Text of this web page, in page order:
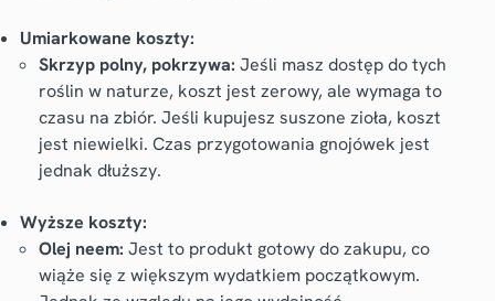
Umiarkowane koszty:
Skrzyp polny, pokrzywa: Jeśli masz dostęp do tych
roślin w naturze, koszt jest zerowy, ale wymaga to
czasu na zbiór. Jeśli kupujesz suszone zioła, koszt
jest niewielki. Czas przygotowania gnojówek jest
jednak dłuższy.
Wyższe koszty:
Olej neem: Jest to produkt gotowy do zakupu, co
wiąże się z większym wydatkiem początkowym.